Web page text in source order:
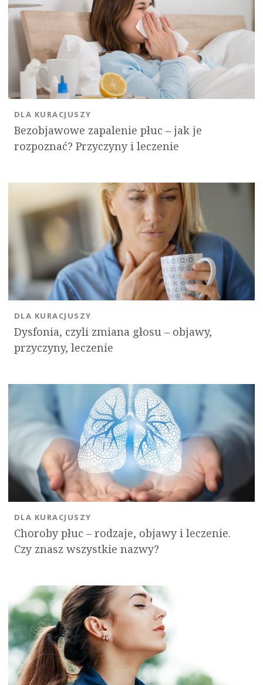
Bezobjawowe zapalenie płuc – jak je
rozpoznać? Przyczyny i leczenie
DLA KURACJUSZY
Dysfonia, czyli zmiana głosu – objawy,
przyczyny, leczenie
DLA KURACJUSZY
Choroby płuc – rodzaje, objawy i leczenie.
Czy znasz wszystkie nazwy?
DLA KURACJUSZY